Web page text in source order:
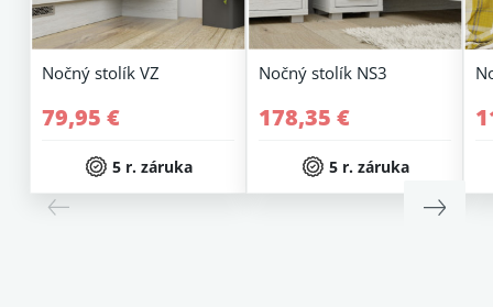
Nočný stolík VZ
79,95 €
5 r. záruka
Nočný stolík NS3
178,35 €
5 r. záruka